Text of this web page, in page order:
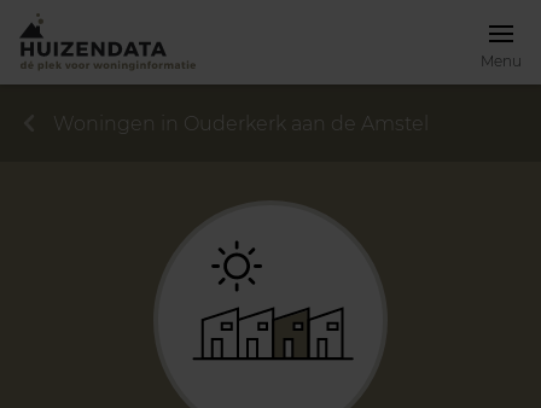
Menu
Woningen in Ouderkerk aan de Amstel